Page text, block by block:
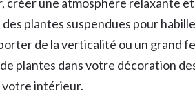
plantes suspendues pour
de la verticalité ou un grand
plantes dans votre décoration
votre intérieur.